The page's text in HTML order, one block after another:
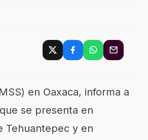
en Oaxaca, informa a
se presenta en
Tehuantepec y en